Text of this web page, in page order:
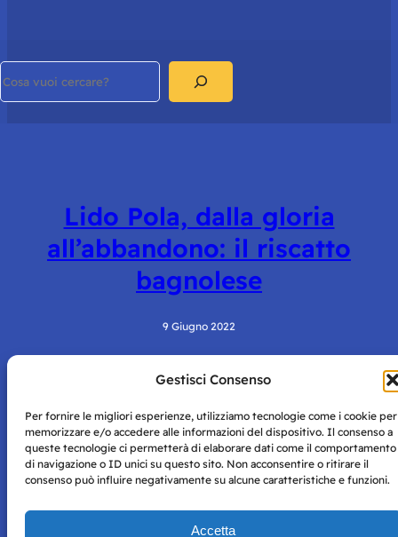
Gestisci Consenso
Per fornire le migliori esperienze, utilizziamo tecnologie come i cookie per
memorizzare e/o accedere alle informazioni del dispositivo. Il consenso a
queste tecnologie ci permetterà di elaborare dati come il comportamento
di navigazione o ID unici su questo sito. Non acconsentire o ritirare il
consenso può influire negativamente su alcune caratteristiche e funzioni.
Accetta
Lido Pola, dalla gloria
all’abbandono: il riscatto
bagnolese
9 Giugno 2022
Napoli con autorizzazione numero 38 del 25/9/2019.
Tutte le immagini e i contenuti su questo sito sono forniti